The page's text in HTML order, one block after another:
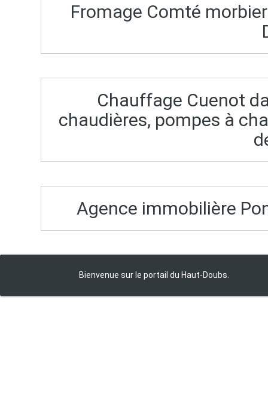
Fromage Comté
Chauffage Cuenot
chaudières, pompes à
Agence immobilière
Bienvenue sur le portail du Haut‑Doubs.